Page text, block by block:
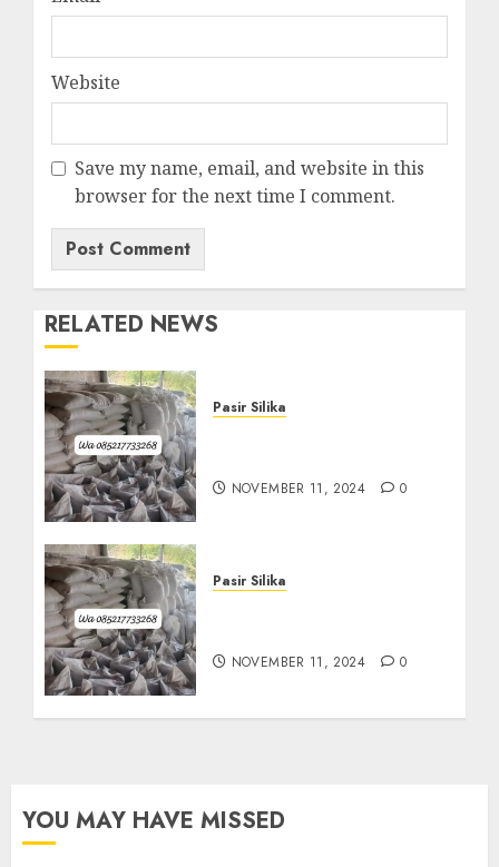
Website
Save my name, email, and website in this
browser for the next time I comment.
RELATED NEWS
Pasir Silika
NOVEMBER 11, 2024 0
Pasir Silika
NOVEMBER 11, 2024 0
YOU MAY HAVE MISSED